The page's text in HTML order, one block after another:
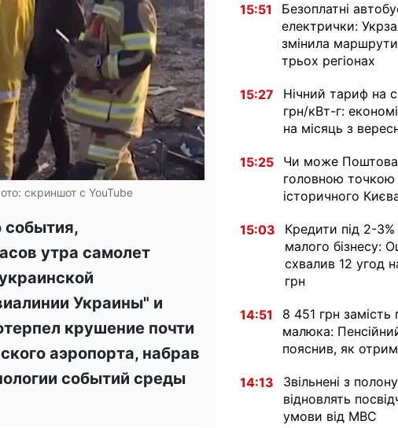
скриншот с YouTube
события,
утра самолет
Украины" и
крушение почти
аэропорта, набрав
событий среды
15:51
Безоплатні
електрички:
змінила маршрути
трьох регіонах
15:27
Нічний тариф на
грн/кВт-г:
на місяць з
15:25
Чи може
головною точкою
історичного
15:03
Кредити під 2-3%
малого бізнесу:
схвалив 12 угод
грн
14:51
8 451 грн замість
малюка:
пояснив, як
14:13
Звільнені з
відновлять
умови від МВС